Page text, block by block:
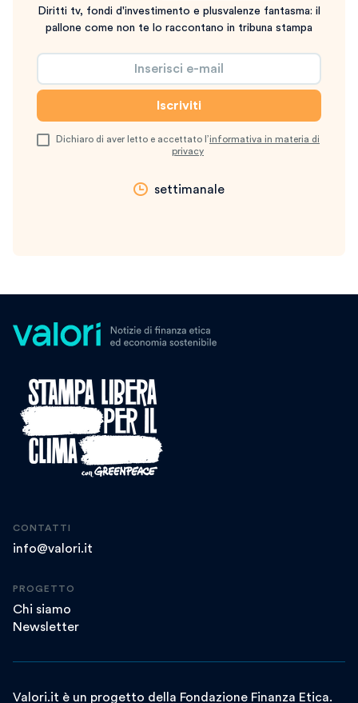
Diritti tv, fondi d'investimento e plusvalenze fantasma: il
pallone come non te lo raccontano in tribuna stampa
Dichiaro di aver letto e accettato l’informativa in materia di
privacy
settimanale
CONTATTI
info@valori.it
PROGETTO
Chi siamo
Newsletter
Valori.it è un progetto della Fondazione Finanza Etica.